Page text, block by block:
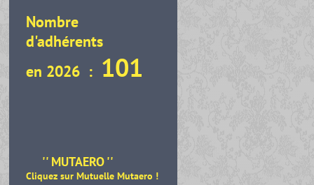
Nombre
d'adhérents
en 2026 : 101
'' MUTAERO ''
Cliquez sur Mutuelle Mutaero !